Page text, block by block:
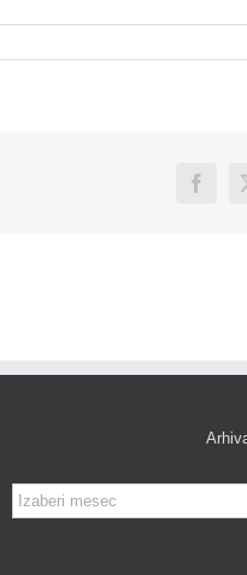
Arhiva
članaka